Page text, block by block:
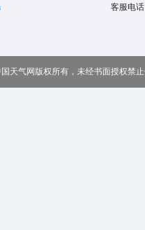
客服电
国天气网版权所有，未经书面授权